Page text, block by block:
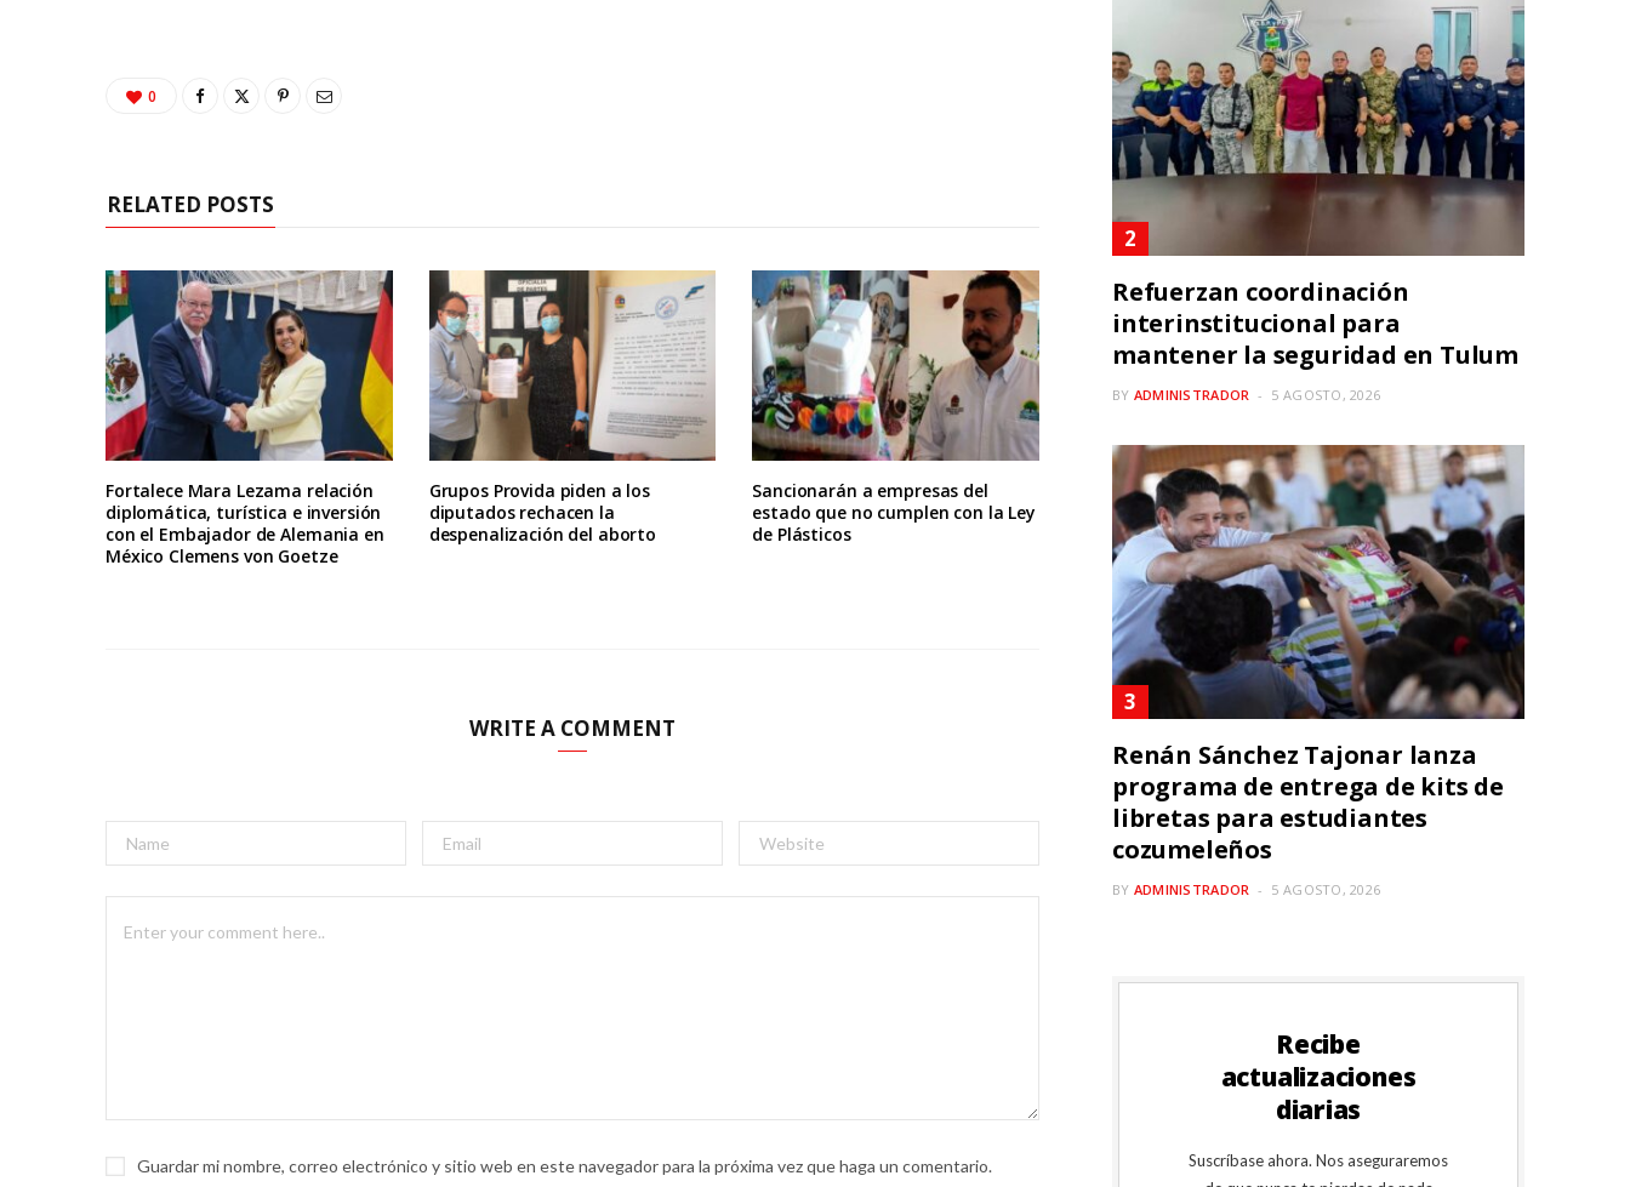
0
RELATED POSTS
Fortalece Mara Lezama relación
diplomática, turística e inversión
con el Embajador de Alemania en
México Clemens von Goetze
Grupos Provida piden a los
diputados rechacen la
despenalización del aborto
Sancionarán a empresas del
estado que no cumplen con la Ley
de Plásticos
WRITE A COMMENT
Guardar mi nombre, correo electrónico y sitio web en este navegador para la próxima vez que haga un comentario.
Refuerzan coordinación
interinstitucional para
mantener la seguridad en Tulum
BY ADMINISTRADOR 5 AGOSTO, 2026
Renán Sánchez Tajonar lanza
programa de entrega de kits de
libretas para estudiantes
cozumeleños
BY ADMINISTRADOR 5 AGOSTO, 2026
Recibe
actualizaciones
diarias
Suscríbase ahora. Nos aseguraremos